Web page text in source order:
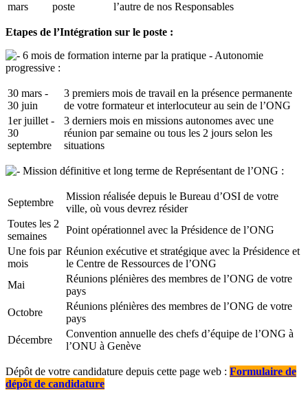
mars poste l’autre de nos Responsables
Etapes de l’Intégration sur le poste :
6 mois de formation interne par la pratique - Autonomie
progressive :
30 mars -
30 juin
3 premiers mois de travail en la présence permanente
de votre formateur et interlocuteur au sein de l’ONG
1er juillet -
30
septembre
3 derniers mois en missions autonomes avec une
réunion par semaine ou tous les 2 jours selon les
situations
Mission définitive et long terme de Représentant de l’ONG :
Septembre
Mission réalisée depuis le Bureau d’OSI de votre
ville, où vous devrez résider
Toutes les 2
semaines
Point opérationnel avec la Présidence de l’ONG
Une fois par
mois
Réunion exécutive et stratégique avec la Présidence et
le Centre de Ressources de l’ONG
Mai
Réunions plénières des membres de l’ONG de votre
pays
Octobre
Réunions plénières des membres de l’ONG de votre
pays
Décembre
Convention annuelle des chefs d’équipe de l’ONG à
l’ONU à Genève
Dépôt de votre candidature depuis cette page web : Formulaire de
dépôt de candidature